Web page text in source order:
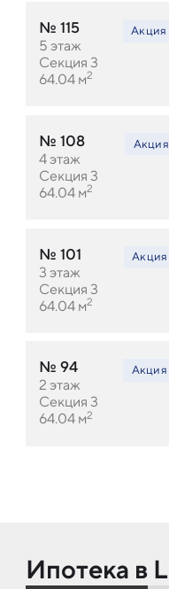
№ 115
5 этаж
Секция 3
64.04 м2
Акция
№ 108
4этаж
Секция 3
64.04 м2
Акция
№ 101
3 этаж
Секция 3
64.04 м2
Акция
№ 94
2 этаж
Секция 3
64.04 м2
Акция
Ипотека в